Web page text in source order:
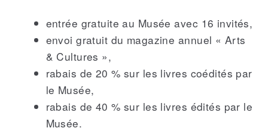
entrée gratuite au Musée avec 16 invités,
envoi gratuit du magazine annuel « Arts
& Cultures »,
rabais de 20 % sur les livres coédités par
le Musée,
rabais de 40 % sur les livres édités par le
Musée.